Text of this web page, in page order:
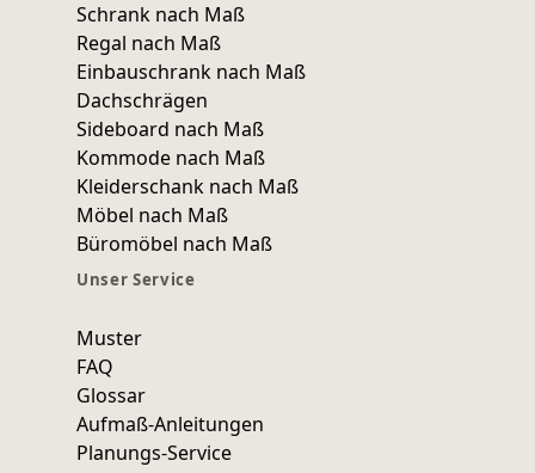
Schrank nach Maß
Regal nach Maß
Einbauschrank nach Maß
Dachschrägen
Sideboard nach Maß
Kommode nach Maß
Kleiderschank nach Maß
Möbel nach Maß
Büromöbel nach Maß
Unser Service
Muster
FAQ
Glossar
Aufmaß-Anleitungen
Planungs-Service